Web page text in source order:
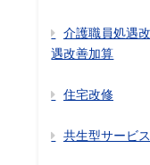
介護職員処遇
遇改善加算
住宅改修
共生型サービス